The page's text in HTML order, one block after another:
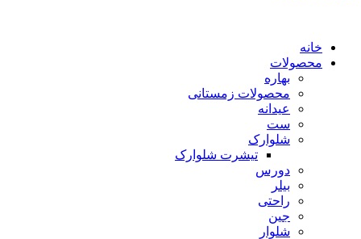
خانه
محصولات
بهاره
محصولات زمستانی
عیدانه
ست
شلوارک
تیشرت شلوارک
دورس
بیلر
راحتی
جین
شلوار